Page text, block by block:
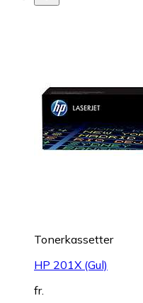
Tonerkassetter
HP 201X (Gul)
fr.